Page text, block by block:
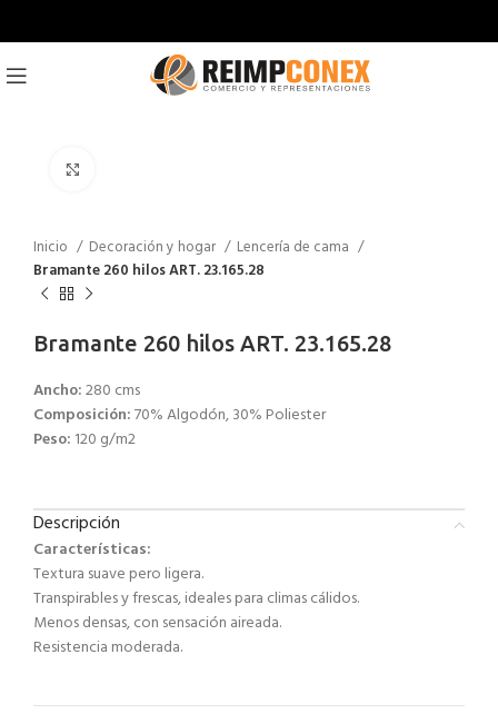
Inicio Decoración y hogar
Lencería de cama
Bramante 260 hilos ART. 23.165.28
Bramante 260 hilos ART. 23.165.28
Ancho:280 cms
Composición:70% Algodón, 30% Poliester
Peso: 120 g/m2
Descripción
Características:
Textura suave pero ligera.
Transpirables y frescas, ideales para climas cálidos.
Menos densas, con sensación aireada.
Resistencia moderada.